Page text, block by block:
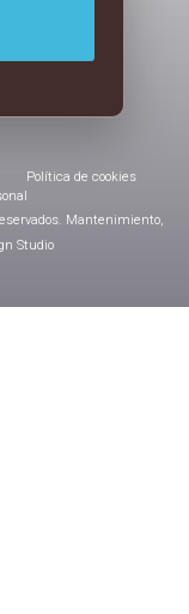
Política de cookies
Mantenimiento,
Studio